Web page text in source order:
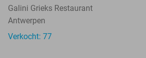
Galini Grieks Restaurant
Antwerpen
Verkocht: 77